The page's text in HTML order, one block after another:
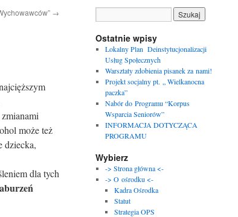
→
może też
dziecka,
dla tych
Ostatnie wpisy
Lokalny Plan Deinstytucjonalizacji
Usług Społecznych
Warsztaty zdobienia pisanek za nami!
Projekt socjalny pt. „ Wielkanocna
paczka”
Nabór do Programu “Korpus
Wsparcia Seniorów”
INFORMACJA DOTYCZĄCA
PROGRAMU
Wybierz
-> Strona główna <-
-> O ośrodku <-
Kadra Ośrodka
Statut
Strategia OPS